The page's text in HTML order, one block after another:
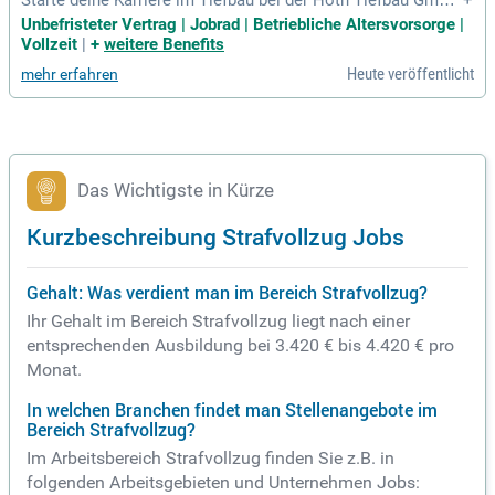
& Co. KG in Warder als kaufmännische Assistenz. Du liebst
Organisation, koordinierst gerne Termine und arbeitest stru
h sein! Vorkenntnisse im Bauwesen sind nicht notwendig –
entscheidend sind deine Motivation und die Bereitschaft zur
Arbeitsumfeld. Werde Teil eines der führenden Unternehmen
im Kabel-, Rohrleitungs- und Infrastrukturbau in Norddeutsc
hland mit rund 500 Mitarbeitenden. Bewerbe dich jetzt und g
Unbefristeter Vertrag | Jobrad | Betriebliche Altersvorsorge |
Vollzeit
+ weitere Benefits
mehr erfahren Heute veröffentlicht
Das Wichtigste in Kürze
Kurzbeschreibung Strafvollzug Jobs
Gehalt: Was verdient man im Bereich Strafvollzug?
Ihr Gehalt im Bereich Strafvollzug liegt nach einer
entsprechenden Ausbildung bei 3.420 € bis 4.420 € pro
Monat.
In welchen Branchen findet man Stellenangebote im
Bereich Strafvollzug?
Im Arbeitsbereich Strafvollzug finden Sie z.B. in
folgenden Arbeitsgebieten und Unternehmen Jobs: